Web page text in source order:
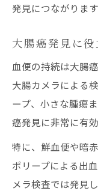
発見につながります
大腸癌発見に
血便の持続は大腸
大腸カメラによる
ープ、小さな腫瘍
癌発見に非常に有効
特に、鮮血便や暗
ポリープによる出
メラ検査では発見